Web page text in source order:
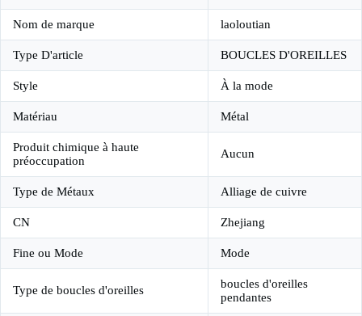
Nom de marque laoloutian
Type D'article BOUCLES D'OREILLES
Style À la mode
Matériau Métal
Produit chimique à haute
préoccupation
Aucun
Type de Métaux Alliage de cuivre
CN Zhejiang
Fine ou Mode Mode
Type de boucles d'oreilles
boucles d'oreilles
pendantes